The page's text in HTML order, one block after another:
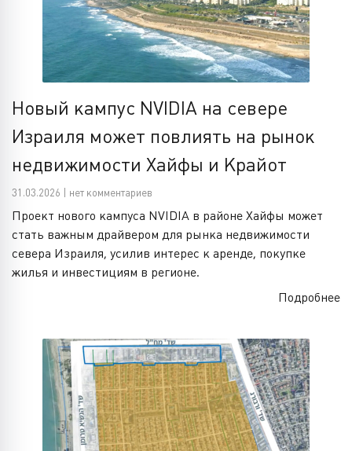
Новый кампус NVIDIA на севере
Израиля может повлиять на рынок
недвижимости Хайфы и Крайот
31.03.2026 | нет комментариев
Проект нового кампуса NVIDIA в районе Хайфы может
стать важным драйвером для рынка недвижимости
севера Израиля, усилив интерес к аренде, покупке
жилья и инвестициям в регионе.
Подробнее